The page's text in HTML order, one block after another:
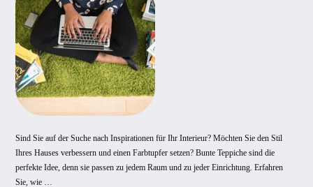
Sind Sie auf der Suche nach Inspirationen für Ihr Interieur? Möchten Sie den Stil
Ihres Hauses verbessern und einen Farbtupfer setzen? Bunte Teppiche sind die
perfekte Idee, denn sie passen zu jedem Raum und zu jeder Einrichtung. Erfahren
Sie, wie …